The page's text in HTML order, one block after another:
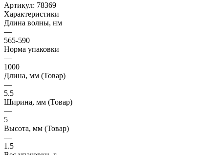
Артикул: 78369
Характеристики
Длина волны, нм
—
565-590
Норма упаковки
—
1000
Длина, мм (Товар)
—
5.5
Ширина, мм (Товар)
—
5
Высота, мм (Товар)
—
1.5